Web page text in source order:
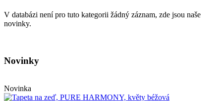
V databázi není pro tuto kategorii žádný záznam, zde jsou naše
novinky.
Novinky
Novinka